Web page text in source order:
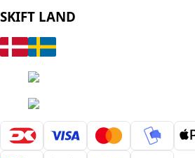
SKIFT LAND